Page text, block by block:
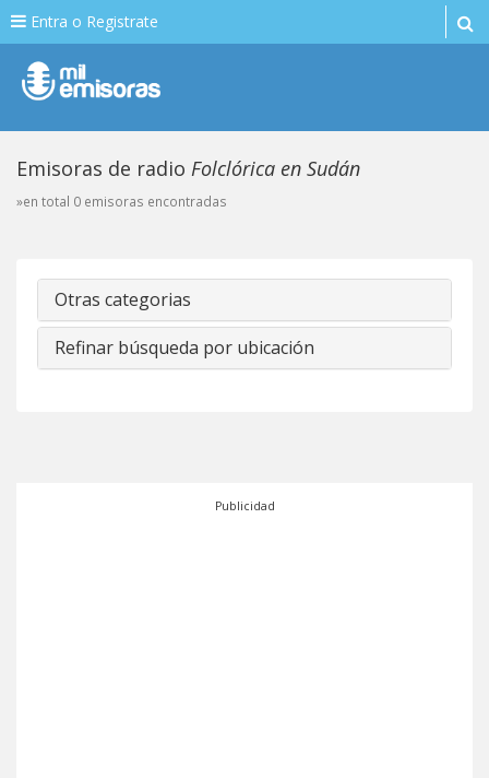
Entra o Registrate
Emisoras de radio Folclórica en Sudán
»en total 0 emisoras encontradas
Otras categorias
Refinar búsqueda por ubicación
Publicidad